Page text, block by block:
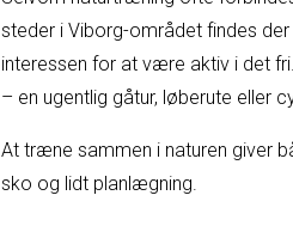
steder i Viborg-området findes
interessen for at være aktiv i det
– en ugentlig gåtur, løberute eller
At træne sammen i naturen giver
sko og lidt planlægning.